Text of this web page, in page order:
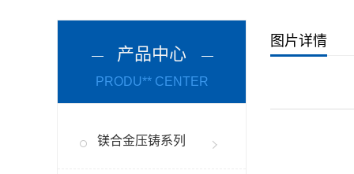
产品中心
PRODU** CENTER
镁合金压铸系列
图片详情